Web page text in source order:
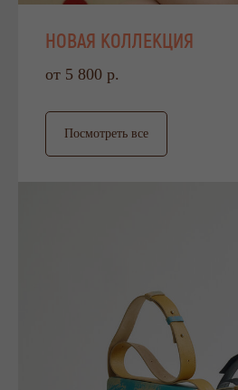
НОВАЯ КОЛЛЕКЦИЯ
от 5 800 р.
Посмотреть все